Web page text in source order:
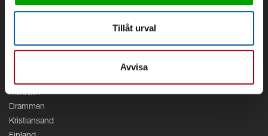
Tillåt urval
Avvisa
Kontor
Stockholm
Marbäck
Drammen
Kristiansand